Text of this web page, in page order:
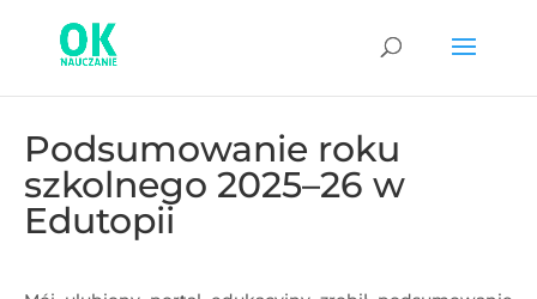
Podsumowanie roku
szkolnego 2025–26 w
Edutopii